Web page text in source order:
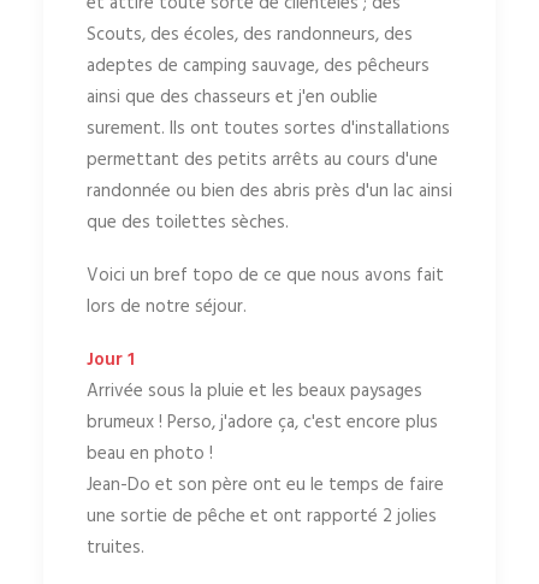
Scouts, des écoles, des randonneurs, des
adeptes de camping sauvage, des pêcheurs
ainsi que des chasseurs et j'en oublie
surement. Ils ont toutes sortes d'installations
permettant des petits arrêts au cours d'une
randonnée ou bien des abris près d'un lac ainsi
que des toilettes sèches.
Voici un bref topo de ce que nous avons fait
lors de notre séjour.
Jour 1
Arrivée sous la pluie et les beaux paysages
brumeux ! Perso, j'adore ça, c'est encore plus
beau en photo !
Jean-Do et son père ont eu le temps de faire
une sortie de pêche et ont rapporté 2 jolies
truites.